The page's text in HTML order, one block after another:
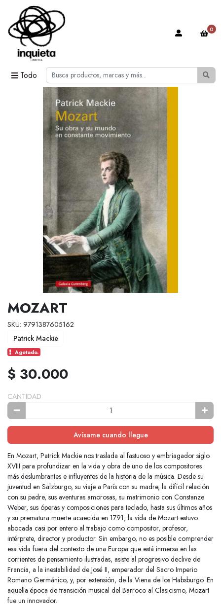
Todo
0
MOZART
SKU: 9791387605162
Patrick Mackie
Agotado.
$ 30.000
CANTIDAD
Avísame cuando llegue
En Mozart, Patrick Mackie nos traslada al fastuoso y embriagador siglo
XVIII para profundizar en la vida y obra de uno de los compositores
más deslumbrantes e influyentes de la historia de la música. Desde su
juventud en Salzburgo, su viaje a París con su madre, la difícil relación
con su padre, sus aventuras amorosas, su matrimonio con Constanze
Weber, sus óperas y composiciones para teclado, hasta sus últimos años
y su prematura muerte acaecida en 1791, la vida de Mozart estuvo
abocada casi por entero al trabajo como compositor, profesor,
intérprete, director y productor. Sin embargo, no es posible comprender
esa vida fuera del contexto de una Europa que está inmersa en las
corrientes de pensamiento ilustradas, asiste al progresivo declive de
Francia, a la inestabilidad de José II, emperador del Sacro Imperio
Romano Germánico, y, por extensión, de la Viena de los Habsburgo. En
aquella época de transición musical del Barroco al Clasicismo, Mozart
fue un innovador.